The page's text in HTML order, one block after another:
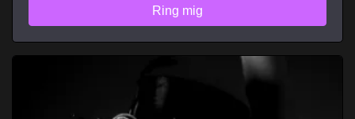
Ring mig